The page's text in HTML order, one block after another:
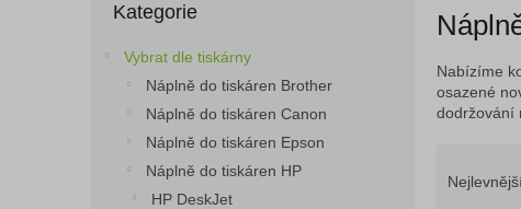
kategorie
Kategorie
Vybrat dle tiskárny
Náplně do tiskáren Brother
Náplně do tiskáren Canon
Náplně do tiskáren Epson
Náplně do tiskáren HP
HP DeskJet
Nabízíme
osazené
dodržování